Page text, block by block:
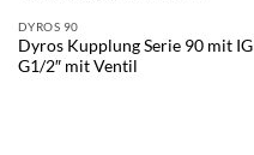
DYROS 90
Dyros Kupplung Serie 90 mit IG
G1/2″ mit Ventil